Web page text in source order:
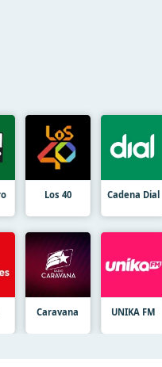
Los 40 Cadena Dial
Caravana UNIKA FM